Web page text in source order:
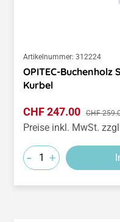
Artikelnummer: 312224
OPITEC-
Kurbel
Verkaufspreis:
CHF 247.00 Regulärer
CHF
Preise inkl. MwSt.
- +